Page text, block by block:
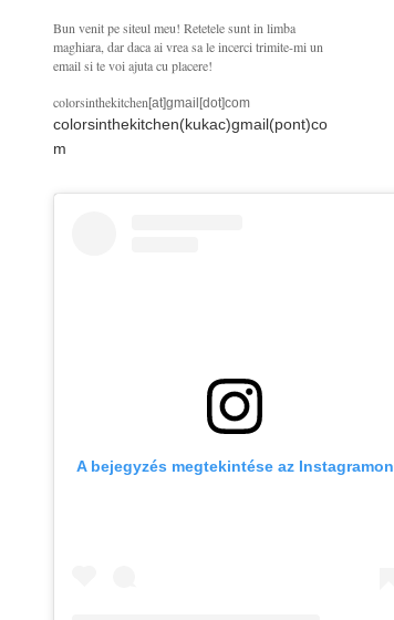
Bun venit pe siteul meu! Retetele sunt in limba
maghiara, dar daca ai vrea sa le incerci trimite-mi un
email si te voi ajuta cu placere!
colorsinthekitchen[at]gmail[dot]com
colorsinthekitchen(kukac)gmail(pont)co
m
A bejegyzés megtekintése az Instagramon